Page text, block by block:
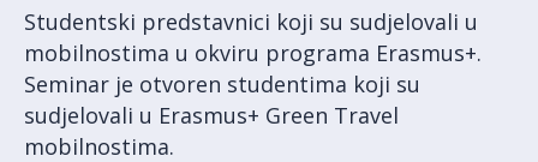
Studentski predstavnici koji su sudjelovali u
mobilnostima u okviru programa Erasmus+.
Seminar je otvoren studentima koji su
sudjelovali u Erasmus+ Green Travel
mobilnostima.